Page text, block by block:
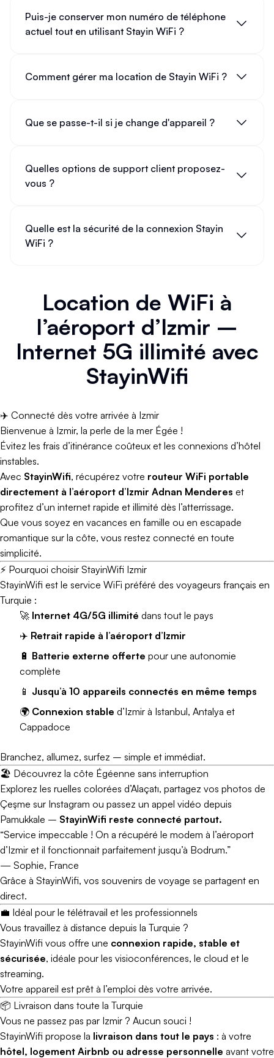
Puis-je conserver mon numéro de téléphone
actuel tout en utilisant Stayin WiFi ?
Comment gérer ma location de Stayin WiFi ?
Que se passe-t-il si je change d'appareil ?
Quelles options de support client proposez-
vous ?
Quelle est la sécurité de la connexion Stayin
WiFi ?
Location de WiFi à
l’aéroport d’Izmir –
Internet 5G illimité avec
StayinWifi
✈️ Connecté dès votre arrivée à Izmir
Bienvenue à Izmir, la perle de la mer Égée !
Évitez les frais d’itinérance coûteux et les connexions d’hôtel
instables.
Avec StayinWifi, récupérez votre routeur WiFi portable
directement à l’aéroport d’Izmir Adnan Menderes et
profitez d’un internet rapide et illimité dès l’atterrissage.
Que vous soyez en vacances en famille ou en escapade
romantique sur la côte, vous restez connecté en toute
simplicité.
⚡ Pourquoi choisir StayinWifi Izmir
StayinWifi est le service WiFi préféré des voyageurs français en
Turquie :
🚀 Internet 4G/5G illimité dans tout le pays
✈️ Retrait rapide à l’aéroport d’Izmir
🔋 Batterie externe offerte pour une autonomie
complète
📱 Jusqu’à 10 appareils connectés en même temps
🌍 Connexion stable d’Izmir à Istanbul, Antalya et
Cappadoce
Branchez, allumez, surfez – simple et immédiat.
🏖️ Découvrez la côte Égéenne sans interruption
Explorez les ruelles colorées d’Alaçatı, partagez vos photos de
Çeşme sur Instagram ou passez un appel vidéo depuis
Pamukkale – StayinWifi reste connecté partout.
“Service impeccable ! On a récupéré le modem à l’aéroport
d’Izmir et il fonctionnait parfaitement jusqu’à Bodrum.”
— Sophie, France
Grâce à StayinWifi, vos souvenirs de voyage se partagent en
direct.
💼 Idéal pour le télétravail et les professionnels
Vous travaillez à distance depuis la Turquie ?
StayinWifi vous offre une connexion rapide, stable et
sécurisée, idéale pour les visioconférences, le cloud et le
streaming.
Votre appareil est prêt à l’emploi dès votre arrivée.
📦 Livraison dans toute la Turquie
Vous ne passez pas par Izmir ? Aucun souci !
StayinWifi propose la livraison dans tout le pays : à votre
hôtel, logement Airbnb ou adresse personnelle avant votre